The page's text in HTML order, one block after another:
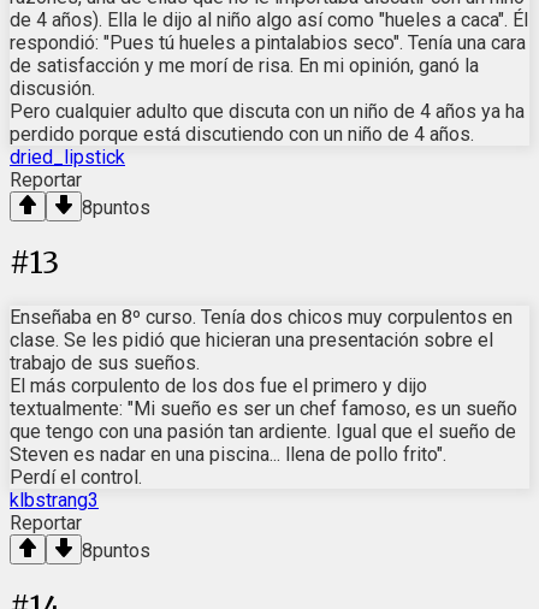
de 4 años). Ella le dijo al niño algo así como "hueles a caca". Él
respondió: "Pues tú hueles a pintalabios seco". Tenía una cara
de satisfacción y me morí de risa. En mi opinión, ganó la
discusión.
Pero cualquier adulto que discuta con un niño de 4 años ya ha
perdido porque está discutiendo con un niño de 4 años.
dried_lipstick
Reportar
8puntos
#13
Enseñaba en 8º curso. Tenía dos chicos muy corpulentos en
clase. Se les pidió que hicieran una presentación sobre el
trabajo de sus sueños.
El más corpulento de los dos fue el primero y dijo
textualmente: "Mi sueño es ser un chef famoso, es un sueño
que tengo con una pasión tan ardiente. Igual que el sueño de
Steven es nadar en una piscina... llena de pollo frito".
Perdí el control.
klbstrang3
Reportar
8puntos